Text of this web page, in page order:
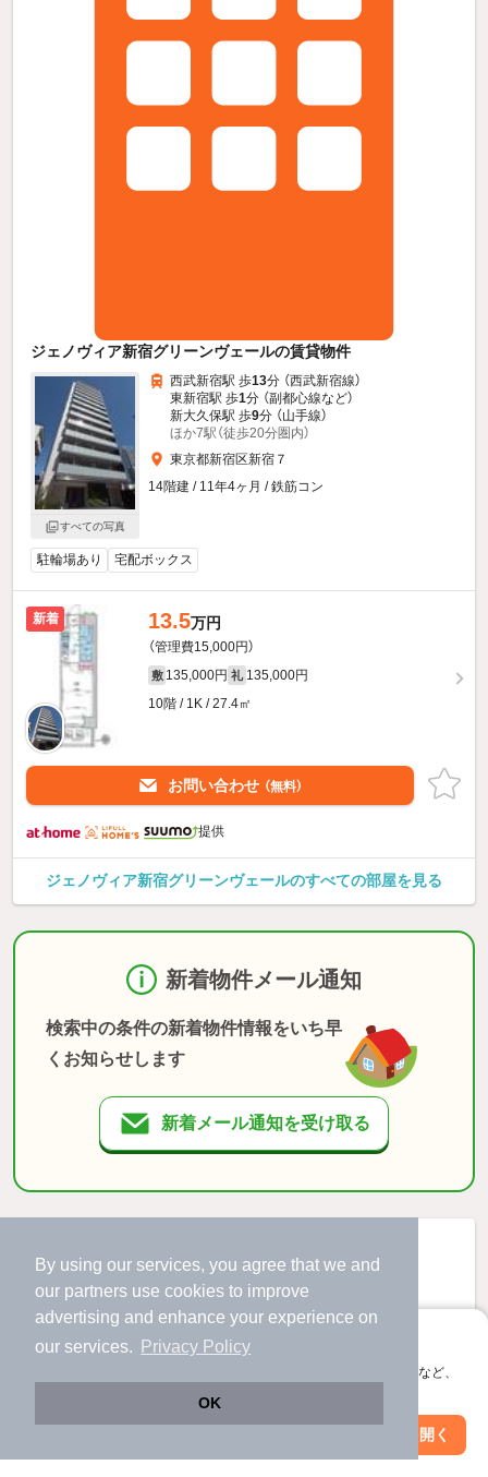
By using our services, you agree that we and
our partners use cookies to improve
advertising and enhance your experience on
our services.
Privacy Policy
OK
アプリに切り替えて、サクサクお部屋探し
会員登録なしですぐ使える。マップ検索やお気に入り保存など、
アプリを開く
ジェノヴィア新宿グリーンヴェールの賃貸物件
すべての写真
西武新宿駅 歩13分 （西武新宿線）
東新宿駅 歩1分 （副都心線など）
新大久保駅 歩9分 （山手線）
ほか7駅（徒歩20分圏内）
東京都新宿区新宿７
14階建 / 11年4ヶ月 / 鉄筋コン
駐輪場あり 宅配ボックス
新着 13.5万円
（管理費15,000円）
敷 135,000円 礼 135,000円
10階 / 1K / 27.4㎡
お問い合わせ （無料）
提供
ジェノヴィア新宿グリーンヴェールのすべての部屋を見る
新着物件メール通知
検索中の条件の新着物件情報をいち早
くお知らせします
新着メール通知を受け取る
絞り込み条件を変更